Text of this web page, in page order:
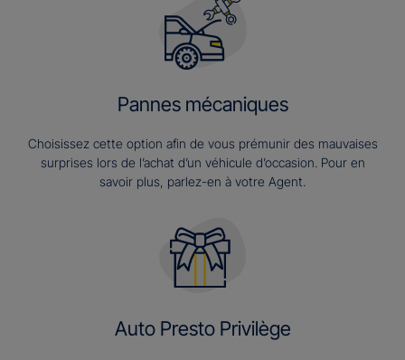
Pannes mécaniques
Choisissez cette option afin de vous prémunir des mauvaises
surprises lors de l’achat d’un véhicule d’occasion. Pour en
savoir plus, parlez-en à votre Agent.
Auto Presto Privilège